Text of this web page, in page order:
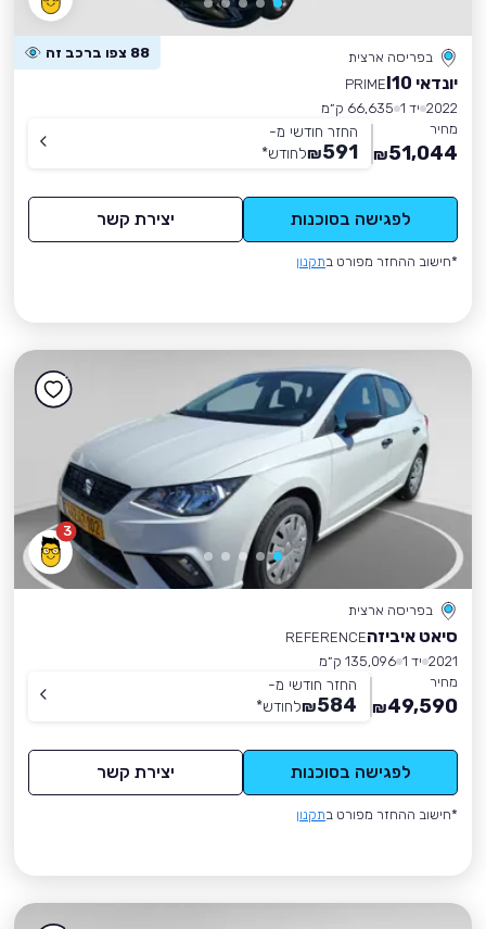
בפריסה ארצית 88 צפו ברכב זה
יונדאי I10
PRIME
2022 יד 1
66,635 ק״מ
מחיר
51,044
₪
החזר חודשי מ-
591
₪לחודש*
לפגישה בסוכנות יצירת קשר
*חישוב ההחזר מפורט בתקנון
3
בפריסה ארצית
סיאט איביזהREFERENCE
2021 יד 1
135,096 ק״מ
מחיר
49,590
₪
החזר חודשי מ-
584
₪לחודש*
לפגישה בסוכנות יצירת קשר
*חישוב ההחזר מפורט בתקנון